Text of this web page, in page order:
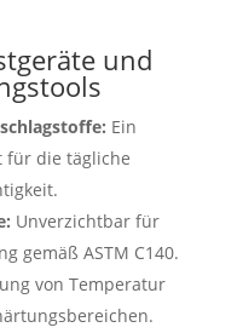
und
Ein
für die tägliche
Unverzichtbar für
gemäß ASTM C140.
von Temperatur